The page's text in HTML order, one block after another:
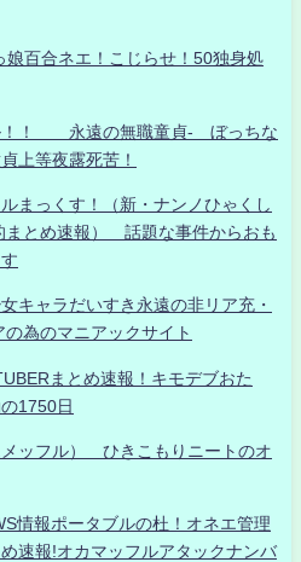
娘百合ネエ！こじらせ！50独身処
！！ 永遠の無職童貞- ぼっちな
上等夜露死苦！
まっくす！（新・ナンノひゃくし
まとめ速報） 話題な事件からおも
キャラだいすき永遠の非リア充・
為のマニアックサイト
まとめ速報！キモデブおた
1750日
ッフル） ひきこもりニートのオ
情報ポータブルの杜！オネエ管理
速報!オカマッフルアタックナンバ